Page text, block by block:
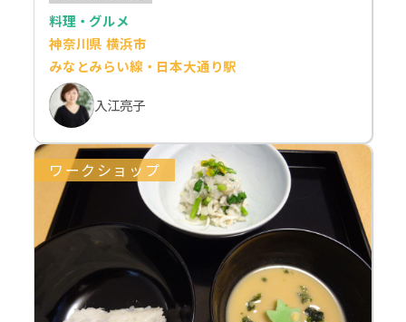
料理・グルメ
神奈川県 横浜市
みなとみらい線・日本大通り駅
入江亮子
ワークショップ